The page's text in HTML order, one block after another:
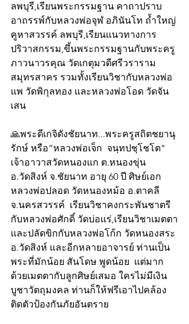
ลพบุรี,เรียนพระกรรมฐาน คาถาปราบ
อาถรรพ์กับหลวงพ่อจุฬ อภินันโท ถ้ำใหญ่
คูหาสวรรค์ ลพบุรี,เรียนแนวทางการ
ปริวาสกรรม,ขึ้นพระกรรมฐานกับพระครู
ภาวนาวรคุณ วัดเกตุมวดีศรีวราราม
สมุทรสาคร รวมทั้งเรียนวิชากับหลวงพ่อ
แพ วัดพิกุลทอง และหลวงพ่อโอด วัดจัน
เสน
🙏พระดีเกจิดังชัยนาท...พระครูสถิตชยานุ
รักษ์ หรือ”หลวงพ่อเจ็ก  จนฺทปชฺโชโต"
เจ้าอาวาสวัดหนองแก ต.หนองขุ่น
อ.วัดสิงห์ จ.ชัยนาท อายุ 60 ปี ศิษย์เอก
หลวงพ่อปลอด วัดหนองหม้อ อ.ตาคลี
จ.นครสวรรค์  เรียนวิชาคงกระพันชาตรี
กับหลวงพ่อศักดิ์ วัดบ่อแร่,เรียนวิชาเมตตา
และปลัดขิกกับหลวงพ่อโก้ก วัดหนองสระ
อ.วัดสิงห์ และอีกหลายอาจารย์ ท่านเป็น
พระที่มักน้อย สันโดษ พูดน้อย  แต่มาก
ด้วยเมตตากับลูกศิษย์เสมอ ใครไม่มีเงิน
บูชาวัตถุมงคล ท่านก็ให้ฟรีเอาไปคล้อง
ติดตัวป้องกันภัยอันตราย